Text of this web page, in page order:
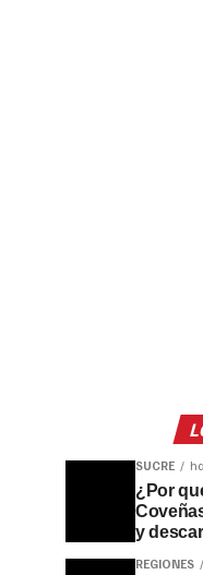
SUCRE
¿Por
y
REGIONES